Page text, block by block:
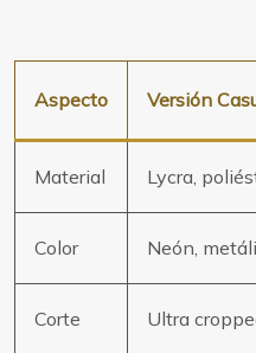
Aspecto Versión
Material Lycra,
Color Neón,
Corte Ultra